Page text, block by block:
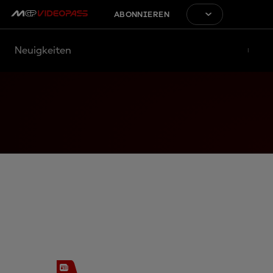
ABONNIEREN
Neuigkeiten